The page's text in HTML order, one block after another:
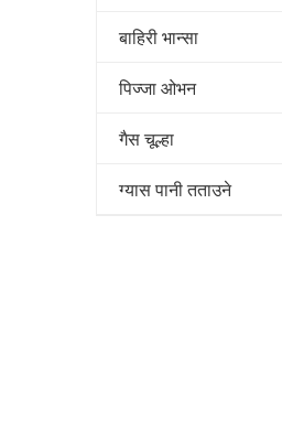
बाहिरी भान्सा
पिज्जा ओभन
गैस चूल्हा
ग्यास पानी तताउने